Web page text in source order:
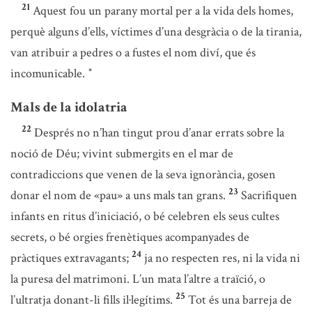
21 Aquest fou un parany mortal per a la vida dels homes,
perquè alguns d’ells, víctimes d’una desgràcia o de la tirania,
van atribuir a pedres o a fustes el nom diví, que és
incomunicable. *
Mals de la idolatria
22 Després no n’han tingut prou d’anar errats sobre la
noció de Déu; vivint submergits en el mar de
contradiccions que venen de la seva ignorància, gosen
donar el nom de «pau» a uns mals tan grans. 23 Sacrifiquen
infants en ritus d’iniciació, o bé celebren els seus cultes
secrets, o bé orgies frenètiques acompanyades de
pràctiques extravagants; 24 ja no respecten res, ni la vida ni
la puresa del matrimoni. L’un mata l’altre a traïció, o
l’ultratja donant-li fills il·legítims. 25 Tot és una barreja de